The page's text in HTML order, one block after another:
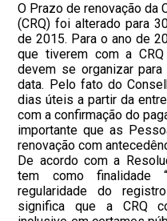
O Prazo de renovação da
(CRQ) foi alterado para
de 2015. Para o ano de
que tiverem com a
devem se organizar
data. Pelo fato do
dias úteis a partir da
com a confirmação do
importante que as
renovação com
De acordo com a
tem como finalidade
regularidade do
significa que a CRQ